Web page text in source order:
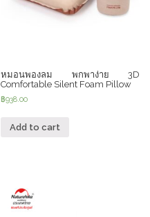
หมอนพองลม พกพาง่าย 3D
Comfortable Silent Foam Pillow
฿938.00
Add to cart